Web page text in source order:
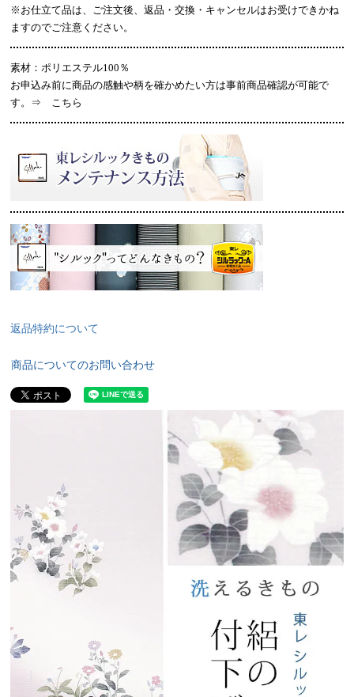
※お仕立て品は、ご注文後、返品・交換・キャンセルはお受けできかね
ますのでご注意ください。
素材：ポリエステル100％
お申込み前に商品の感触や柄を確かめたい方は事前商品確認が可能で
す。⇒ こちら
返品特約について
商品についてのお問い合わせ